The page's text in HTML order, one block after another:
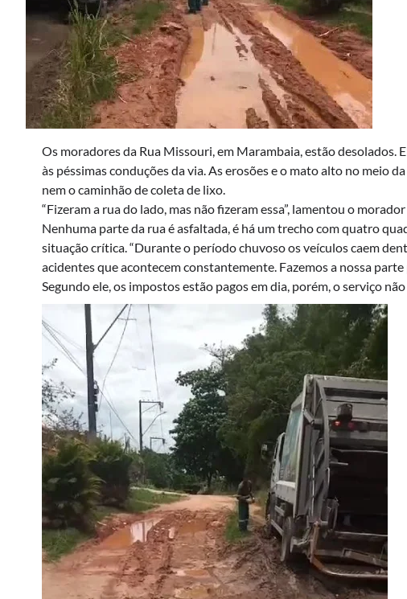
Os moradores da Rua Missouri, em Marambaia, estão
às péssimas conduções da via. As erosões e o mato alto no meio
nem o caminhão de coleta de lixo.
“Fizeram a rua do lado, mas não fizeram essa”, lamentou o
Nenhuma parte da rua é asfaltada, é há um trecho com quatro
situação crítica. “Durante o período chuvoso os veículos caem
acidentes que acontecem constantemente. Fazemos a nossa
Segundo ele, os impostos estão pagos em dia, porém, o serviço